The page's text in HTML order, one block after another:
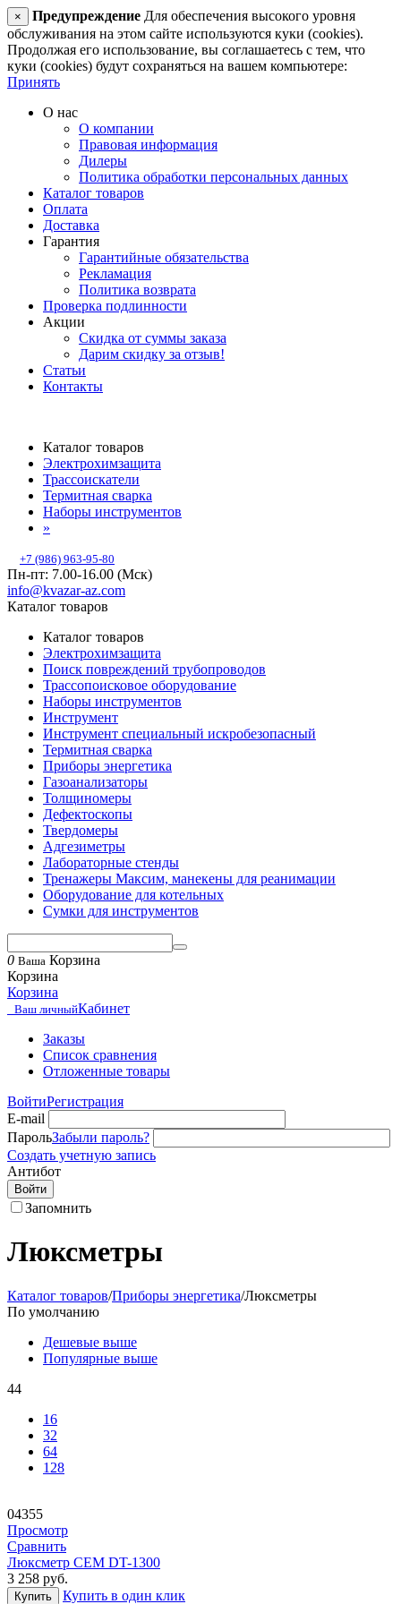
× Предупреждение Для обеспечения высокого уровня
обслуживания на этом сайте используются куки (cookies).
Продолжая его использование, вы соглашаетесь с тем, что
куки (cookies) будут сохраняться на вашем компьютере:
Принять
О нас
О компании
Правовая информация
Дилеры
Политика обработки персональных данных
Каталог товаров
Оплата
Доставка
Гарантия
Гарантийные обязательства
Рекламация
Политика возврата
Проверка подлинности
Акции
Скидка от суммы заказа
Дарим скидку за отзыв!
Статьи
Контакты
Каталог товаров
Электрохимзащита
Трассоискатели
Термитная сварка
Наборы инструментов
»
+7 (986) 963-95-80
Пн-пт: 7.00-16.00 (Мск)
info@kvazar-az.com
Каталог товаров
Каталог товаров
Электрохимзащита
Поиск повреждений трубопроводов
Трассопоисковое оборудование
Наборы инструментов
Инструмент
Инструмент специальный искробезопасный
Термитная сварка
Приборы энергетика
Газоанализаторы
Толщиномеры
Дефектоскопы
Твердомеры
Адгезиметры
Лабораторные стенды
Тренажеры Максим, манекены для реанимации
Оборудование для котельных
Сумки для инструментов
0 Ваша Корзина
Корзина
Корзина
Ваш личныйКабинет
Заказы
Список сравнения
Отложенные товары
ВойтиРегистрация
E-mail
ПарольЗабыли пароль?
Создать учетную запись
Антибот
Войти
Запомнить
Люксметры
Каталог товаров/Приборы энергетика/Люксметры
По умолчанию
Дешевые выше
Популярные выше
44
16
32
64
128
04355
Просмотр
Сравнить
Люксметр CEM DT-1300
3 258 руб.
Купить Купить в один клик